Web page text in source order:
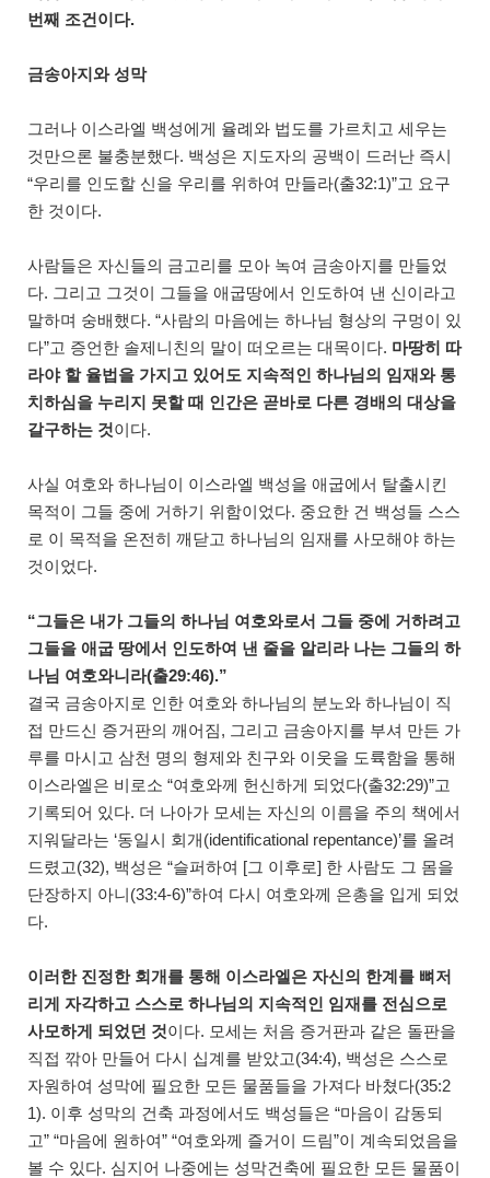
번째 조건이다.
금송아지와 성막
그러나 이스라엘 백성에게 율례와 법도를 가르치고 세우는
것만으론 불충분했다. 백성은 지도자의 공백이 드러난 즉시
“우리를 인도할 신을 우리를 위하여 만들라(출32:1)”고 요구
한 것이다.
사람들은 자신들의 금고리를 모아 녹여 금송아지를 만들었
다. 그리고 그것이 그들을 애굽땅에서 인도하여 낸 신이라고
말하며 숭배했다. “사람의 마음에는 하나님 형상의 구멍이 있
다”고 증언한 솔제니친의 말이 떠오르는 대목이다. 마땅히 따
라야 할 율법을 가지고 있어도 지속적인 하나님의 임재와 통
치하심을 누리지 못할 때 인간은 곧바로 다른 경배의 대상을
갈구하는 것이다.
사실 여호와 하나님이 이스라엘 백성을 애굽에서 탈출시킨
목적이 그들 중에 거하기 위함이었다. 중요한 건 백성들 스스
로 이 목적을 온전히 깨닫고 하나님의 임재를 사모해야 하는
것이었다.
“그들은 내가 그들의 하나님 여호와로서 그들 중에 거하려고
그들을 애굽 땅에서 인도하여 낸 줄을 알리라 나는 그들의 하
나님 여호와니라(출29:46).”
결국 금송아지로 인한 여호와 하나님의 분노와 하나님이 직
접 만드신 증거판의 깨어짐, 그리고 금송아지를 부셔 만든 가
루를 마시고 삼천 명의 형제와 친구와 이웃을 도륙함을 통해
이스라엘은 비로소 “여호와께 헌신하게 되었다(출32:29)”고
기록되어 있다. 더 나아가 모세는 자신의 이름을 주의 책에서
지워달라는 ‘동일시 회개(identificational repentance)’를 올려
드렸고(32), 백성은 “슬퍼하여 [그 이후로] 한 사람도 그 몸을
단장하지 아니(33:4-6)”하여 다시 여호와께 은총을 입게 되었
다.
이러한 진정한 회개를 통해 이스라엘은 자신의 한계를 뼈저
리게 자각하고 스스로 하나님의 지속적인 임재를 전심으로
사모하게 되었던 것이다. 모세는 처음 증거판과 같은 돌판을
직접 깎아 만들어 다시 십계를 받았고(34:4), 백성은 스스로
자원하여 성막에 필요한 모든 물품들을 가져다 바쳤다(35:2
1). 이후 성막의 건축 과정에서도 백성들은 “마음이 감동되
고” “마음에 원하여” “여호와께 즐거이 드림”이 계속되었음을
볼 수 있다. 심지어 나중에는 성막건축에 필요한 모든 물품이